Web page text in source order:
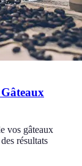
vos gâteaux
résultats